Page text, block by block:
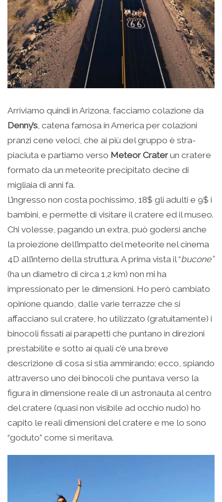
Arriviamo quindi in Arizona, facciamo colazione da
Denny’s, catena famosa in America per colazioni
pranzi cene veloci, che ai più del gruppo è stra-
piaciuta e partiamo verso Meteor Crater un cratere
formato da un meteorite precipitato decine di
migliaia di anni fa.
L’ingresso non costa pochissimo, 18$ gli adulti e 9$ i
bambini, e permette di visitare il cratere ed il museo.
Chi volesse, pagando un extra, può godersi anche
la proiezione dell’impatto del meteorite nel cinema
4D all’interno della struttura. A prima vista il “bucone”
(ha un diametro di circa 1,2 km) non mi ha
impressionato per le dimensioni. Ho però cambiato
opinione quando, dalle varie terrazze che si
affacciano sul cratere, ho utilizzato (gratuitamente) i
binocoli fissati ai parapetti che puntano in direzioni
prestabilite e sotto ai quali c’è una breve
descrizione di cosa si stia ammirando; ecco, spiando
attraverso uno dei binocoli che puntava verso la
figura in dimensione reale di un astronauta al centro
del cratere (quasi non visibile ad occhio nudo) ho
capito le reali dimensioni del cratere e me lo sono
“goduto” come si meritava.